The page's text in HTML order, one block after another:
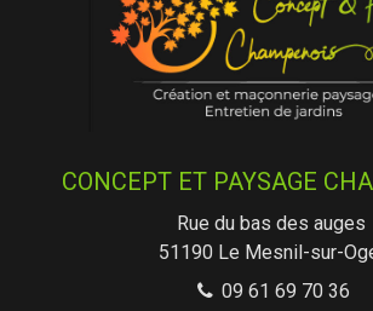
CONCEPT ET PAYSAGE
Rue du bas des auges
51190 Le Mesnil-sur-
09 61 69 70 36